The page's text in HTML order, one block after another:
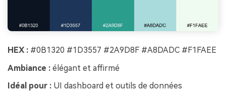
HEX : #0B1320 #1D3557 #2A9D8F #A8DADC #F1FAEE
Ambiance : élégant et affirmé
Idéal pour : UI dashboard et outils de données